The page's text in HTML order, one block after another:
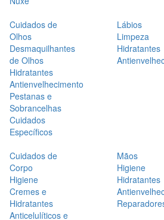
Cuidados de
Olhos
Desmaquilhantes
de Olhos
Hidratantes
Antienvelhecimento
Pestanas e
Sobrancelhas
Cuidados
Específicos
Lábios
Limpeza
Hidratantes
Cuidados de
Corpo
Higiene
Cremes e
Hidratantes
Anticelulíticos e
Mãos
Higiene
Hidratantes